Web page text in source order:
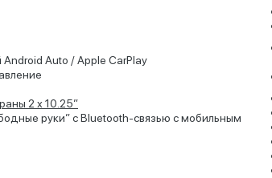
Auto / Apple CarPlay
2 х 10.25”
руки” с Bluetooth-связью с мобильным